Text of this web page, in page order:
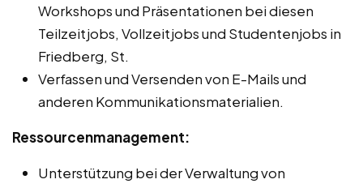
Workshops und Präsentationen bei diesen
Teilzeitjobs, Vollzeitjobs und Studentenjobs in
Friedberg, St.
Verfassen und Versenden von E-Mails und
anderen Kommunikationsmaterialien.
Ressourcenmanagement:
Unterstützung bei der Verwaltung von